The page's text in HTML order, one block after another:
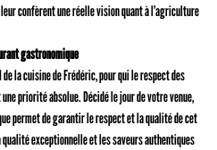
confèrent une réelle vision quant à l’agriculture
gastronomique
la cuisine de Frédéric, pour qui le respect des
priorité absolue. Décidé le jour de votre venue,
permet de garantir le respect et la qualité de cet
exceptionnelle et les saveurs authentiques